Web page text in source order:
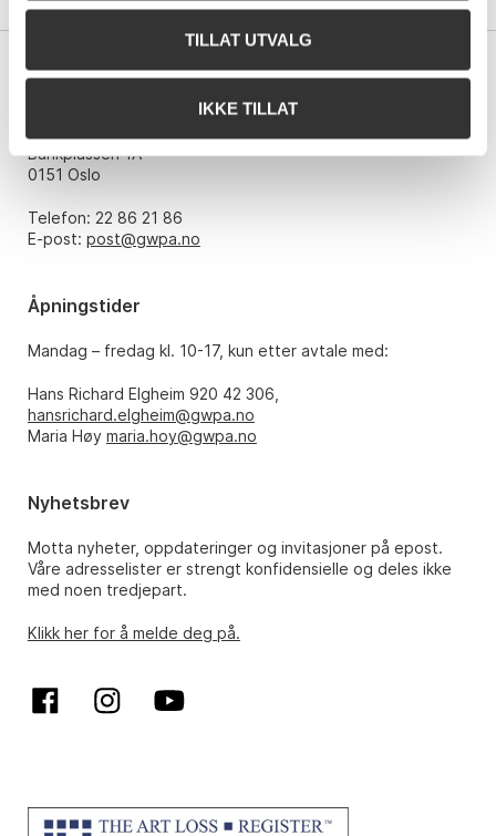
TILLAT UTVALG
IKKE TILLAT
Bankplassen 1A
0151 Oslo
Telefon: 22 86 21 86
E-post: post@gwpa.no
Åpningstider
Mandag – fredag kl. 10-17, kun etter avtale med:
Hans Richard Elgheim 920 42 306,
hansrichard.elgheim@gwpa.no
Maria Høy maria.hoy@gwpa.no
Nyhetsbrev
Motta nyheter, oppdateringer og invitasjoner på epost.
Våre adresselister er strengt konfidensielle og deles ikke
med noen tredjepart.
Klikk her for å melde deg på.